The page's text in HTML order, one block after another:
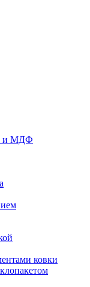
и МДФ
ковки